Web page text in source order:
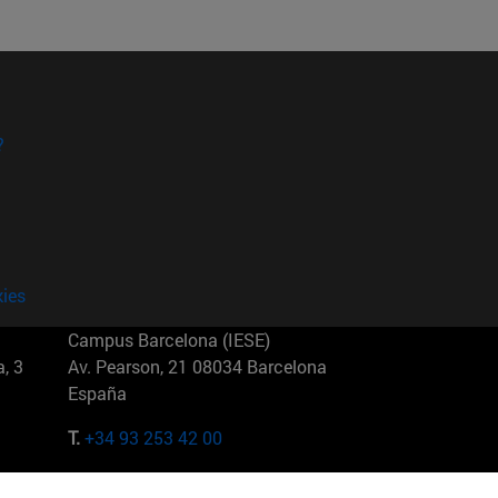
3
Campus Barcelona (IESE)
Av. Pearson, 21 08034 Barcelona
España
T.+34 93 253 42 00